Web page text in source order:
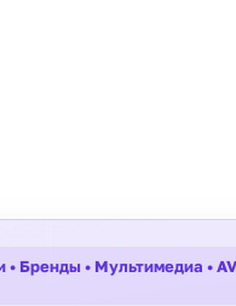
• Бренды • Мультимедиа •